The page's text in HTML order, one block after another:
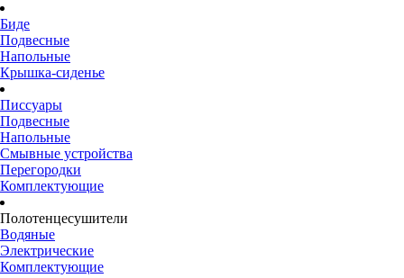
Биде
Подвесные
Напольные
Крышка-сиденье
Писсуары
Подвесные
Напольные
Смывные устройства
Перегородки
Комплектующие
Полотенцесушители
Водяные
Электрические
Комплектующие